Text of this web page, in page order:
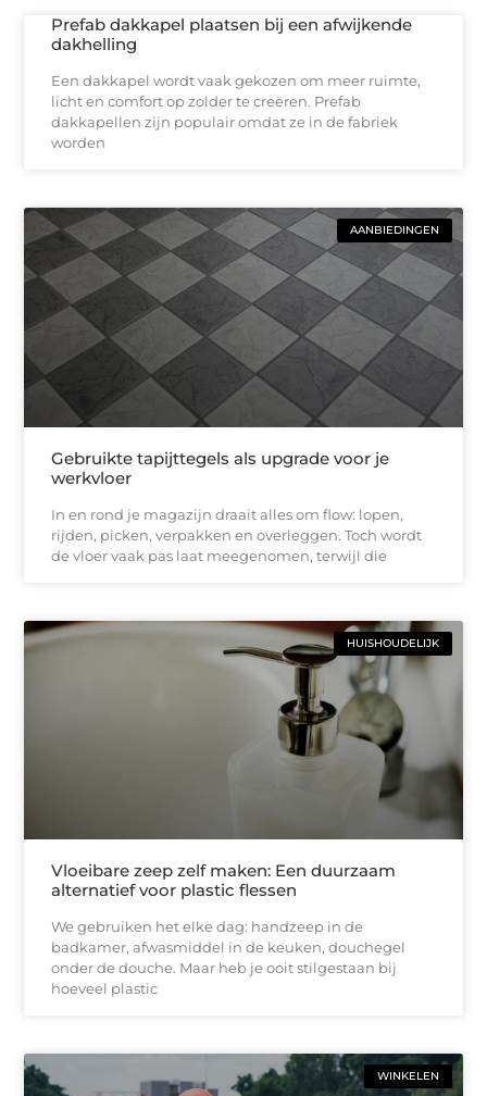
Prefab dakkapel plaatsen bij een afwijkende
dakhelling
Een dakkapel wordt vaak gekozen om meer ruimte,
licht en comfort op zolder te creëren. Prefab
dakkapellen zijn populair omdat ze in de fabriek
worden
AANBIEDINGEN
Gebruikte tapijttegels als upgrade voor je
werkvloer
In en rond je magazijn draait alles om flow: lopen,
rijden, picken, verpakken en overleggen. Toch wordt
de vloer vaak pas laat meegenomen, terwijl die
HUISHOUDELIJK
Vloeibare zeep zelf maken: Een duurzaam
alternatief voor plastic flessen
We gebruiken het elke dag: handzeep in de
badkamer, afwasmiddel in de keuken, douchegel
onder de douche. Maar heb je ooit stilgestaan bij
hoeveel plastic
WINKELEN